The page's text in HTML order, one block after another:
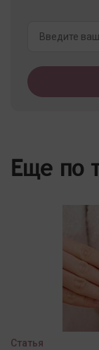
Еще по
Статья